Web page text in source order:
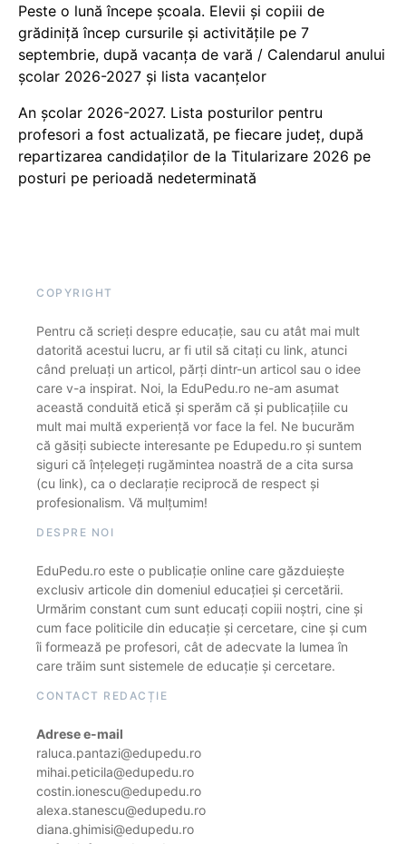
Peste o lună începe școala. Elevii și copiii de
grădiniță încep cursurile și activitățile pe 7
septembrie, după vacanța de vară / Calendarul anului
școlar 2026-2027 și lista vacanțelor
An școlar 2026-2027. Lista posturilor pentru
profesori a fost actualizată, pe fiecare județ, după
repartizarea candidaților de la Titularizare 2026 pe
posturi pe perioadă nedeterminată
COPYRIGHT
Pentru că scrieți despre educație, sau cu atât mai mult
datorită acestui lucru, ar fi util să citați cu link, atunci
când preluați un articol, părți dintr-un articol sau o idee
care v-a inspirat. Noi, la EduPedu.ro ne-am asumat
această conduită etică și sperăm că și publicațiile cu
mult mai multă experiență vor face la fel. Ne bucurăm
că găsiți subiecte interesante pe Edupedu.ro și suntem
siguri că înțelegeți rugămintea noastră de a cita sursa
(cu link), ca o declarație reciprocă de respect și
profesionalism. Vă mulțumim!
DESPRE NOI
EduPedu.ro este o publicație online care găzduiește
exclusiv articole din domeniul educației și cercetării.
Urmărim constant cum sunt educați copiii noștri, cine și
cum face politicile din educație și cercetare, cine și cum
îi formează pe profesori, cât de adecvate la lumea în
care trăim sunt sistemele de educație și cercetare.
CONTACT REDACȚIE
Adrese e-mail
raluca.pantazi@edupedu.ro
mihai.peticila@edupedu.ro
costin.ionescu@edupedu.ro
alexa.stanescu@edupedu.ro
diana.ghimisi@edupedu.ro